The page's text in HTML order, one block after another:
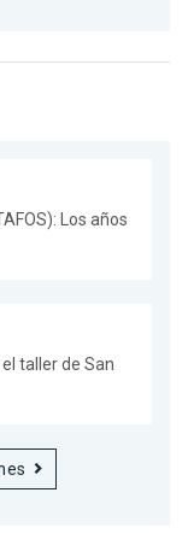
Los años
taller de San